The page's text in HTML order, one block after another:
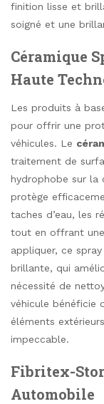
finition lisse et
soigné et une
Céramique
Haute
Les produits à
pour offrir une
véhicules. Le
traitement de
hydrophobe sur la
protège
taches d’eau, les
tout en offrant
appliquer, ce
brillante, qui
nécessité de
véhicule bénéficie
éléments
impeccable.
Fibritex-
Automobile